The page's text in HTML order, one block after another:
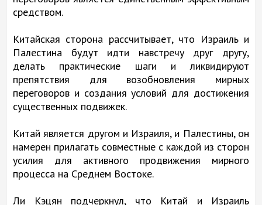
средством.
Китайская сторона рассчитывает, что Израиль и
Палестина будут идти навстречу друг другу,
делать практические шаги и ликвидируют
препятствия для возобновления мирных
переговоров и создания условий для достижения
существенных подвижек.
Китай является другом и Израиля, и Палестины, он
намерен прилагать совместные с каждой из сторон
усилия для активного продвижения мирного
процесса на Среднем Востоке.
Ли Кэцян подчеркнул, что Китай и Израиль